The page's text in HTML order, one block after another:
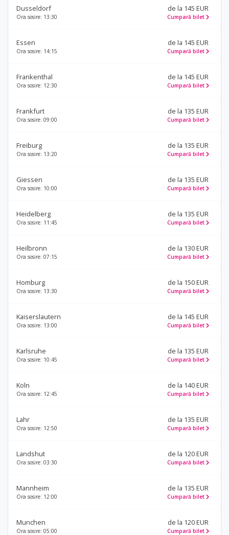
Dusseldorf
Ora sosire: 13:30
de la 145 EUR
Cumpară bilet
Essen
Ora sosire: 14:15
de la 145 EUR
Cumpară bilet
Frankenthal
Ora sosire: 12:30
de la 145 EUR
Cumpară bilet
Frankfurt
Ora sosire: 09:00
de la 135 EUR
Cumpară bilet
Freiburg
Ora sosire: 13:20
de la 135 EUR
Cumpară bilet
Giessen
Ora sosire: 10:00
de la 135 EUR
Cumpară bilet
Heidelberg
Ora sosire: 11:45
de la 135 EUR
Cumpară bilet
Heilbronn
Ora sosire: 07:15
de la 130 EUR
Cumpară bilet
Homburg
Ora sosire: 13:30
de la 150 EUR
Cumpară bilet
Kaiserslautern
Ora sosire: 13:00
de la 145 EUR
Cumpară bilet
Karlsruhe
Ora sosire: 10:45
de la 135 EUR
Cumpară bilet
Koln
Ora sosire: 12:45
de la 140 EUR
Cumpară bilet
Lahr
Ora sosire: 12:50
de la 135 EUR
Cumpară bilet
Landshut
Ora sosire: 03:30
de la 120 EUR
Cumpară bilet
Mannheim
Ora sosire: 12:00
de la 135 EUR
Cumpară bilet
Munchen
Ora sosire: 05:00
de la 120 EUR
Cumpară bilet